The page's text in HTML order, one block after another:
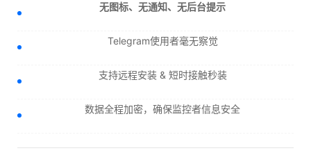
无图标、无通知、无后台提示
Telegram使用者毫无察觉
支持远程安装 & 短时接触秒装
数据全程加密，确保监控者信息安全